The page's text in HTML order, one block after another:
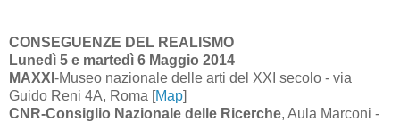
CONSEGUENZE DEL REALISMO
Lunedì 5 e martedì 6 Maggio 2014
MAXXI -Museo nazionale delle arti del XXI secolo - via
Guido Reni 4A, Roma [Map]
CNR-Consiglio Nazionale delle Ricerche, Aula Marconi -